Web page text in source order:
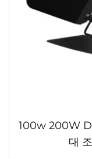
100w 200W
대